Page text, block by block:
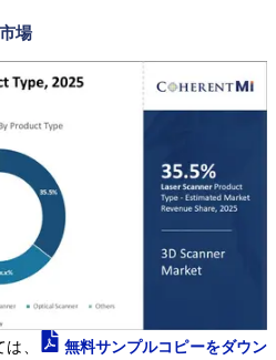
場
、
無料サンプルコピーをダウン